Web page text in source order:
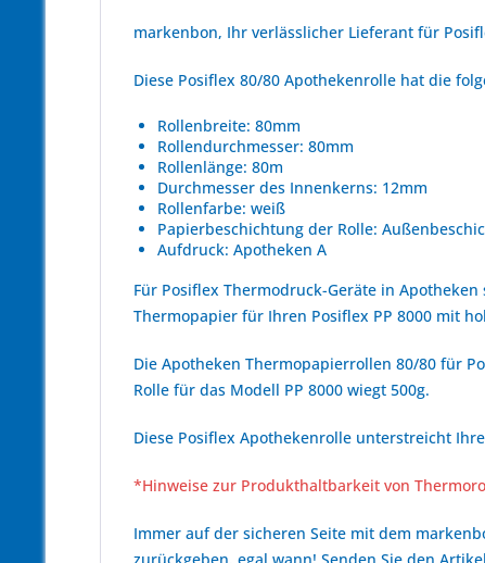
markenbon, Ihr verlässlicher Lieferant für
Diese Posiflex 80/80 Apothekenrolle hat die
Rollenbreite: 80mm
Rollendurchmesser: 80mm
Rollenlänge: 80m
Durchmesser des Innenkerns: 12mm
Rollenfarbe: weiß
Papierbeschichtung der Rolle:
Aufdruck: Apotheken A
Für Posiflex Thermodruck-Geräte in
Thermopapier für Ihren Posiflex PP 8000 mit
Die Apotheken Thermopapierrollen 80/80 für
Rolle für das Modell PP 8000 wiegt 500g.
Diese Posiflex Apothekenrolle unterstreicht
*Hinweise zur Produkthaltbarkeit von
Immer auf der sicheren Seite mit dem